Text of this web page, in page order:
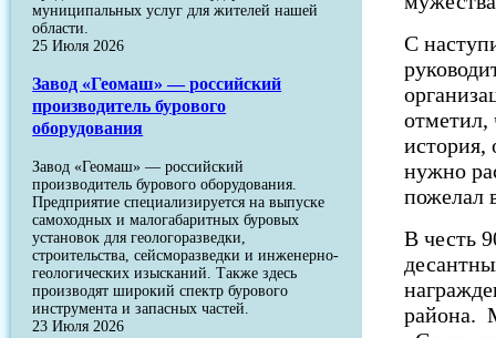
муниципальных услуг для жителей нашей
области.
25 Июля 2026
Завод «Геомаш» — российский
производитель бурового
оборудования
Завод «Геомаш» — российский
производитель бурового оборудования.
Предприятие специализируется на выпуске
самоходных и малогабаритных буровых
установок для геологоразведки,
строительства, сейсморазведки и инженерно-
геологических изысканий. Также здесь
производят широкий спектр бурового
инструмента и запасных частей.
23 Июля 2026
С
отметил,
история,
нужно
пожелал
В честь
района.